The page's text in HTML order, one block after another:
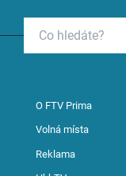
O FTV Prima
Volná místa
Reklama